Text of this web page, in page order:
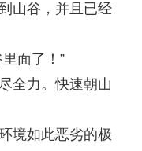
山谷，并且已经
面了！”
全力。快速朝山
境如此恶劣的极